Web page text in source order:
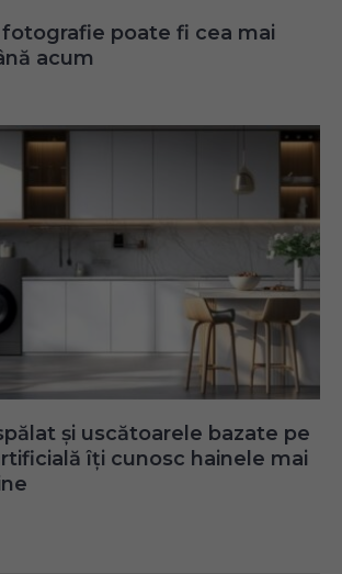
poate fi cea mai
acum
și uscătoarele bazate pe
îți cunosc hainele mai